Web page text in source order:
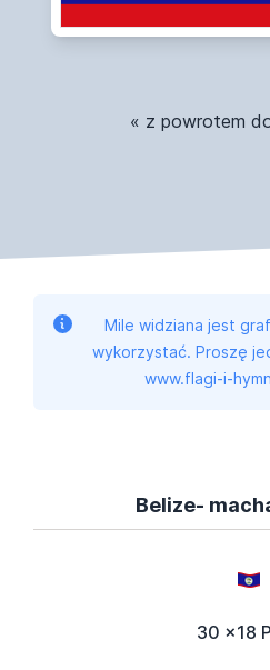
« z powrotem
Mile widziana jest
wykorzystać. Proszę
www.flagi-i-
Belize-
30 x18